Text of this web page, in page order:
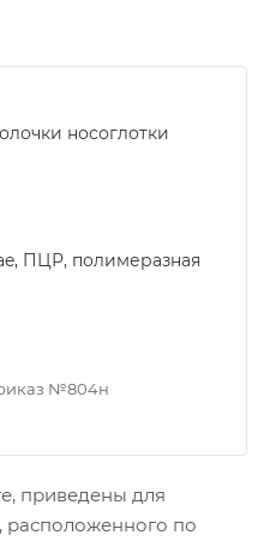
носоглотки
ПЦР, полимеразная
№804н
приведены для
по